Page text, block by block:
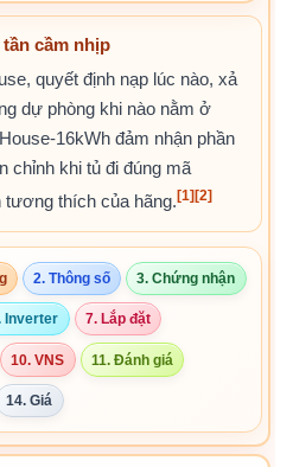
cầm nhịp
quyết định nạp lúc nào, xả
dự phòng khi nào nằm ở
16kWh đảm nhận phần
chỉnh khi tủ đi đúng mã
tương thích của hãng.[1][2]
2. Thông số 3. Chứng nhận
Inverter 7. Lắp đặt
10. VNS 11. Đánh giá
14. Giá